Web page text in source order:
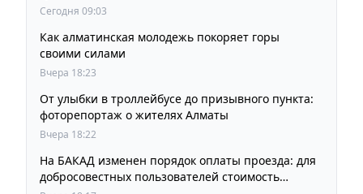
Сегодня 09:03
Как алматинская молодежь покоряет горы
своими силами
Вчера 18:23
От улыбки в троллейбусе до призывного пункта:
фоторепортаж о жителях Алматы
Вчера 18:22
На БАКАД изменен порядок оплаты проезда: для
добросовестных пользователей стоимость